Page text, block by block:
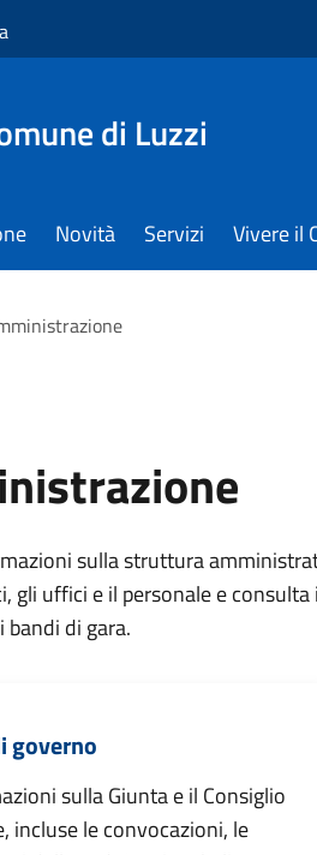
di Luzzi
Novità Servizi Vivere il
sulla struttura
gli uffici e il personale e
di gara.
governo
sulla Giunta e il Consiglio
incluse le convocazioni, le